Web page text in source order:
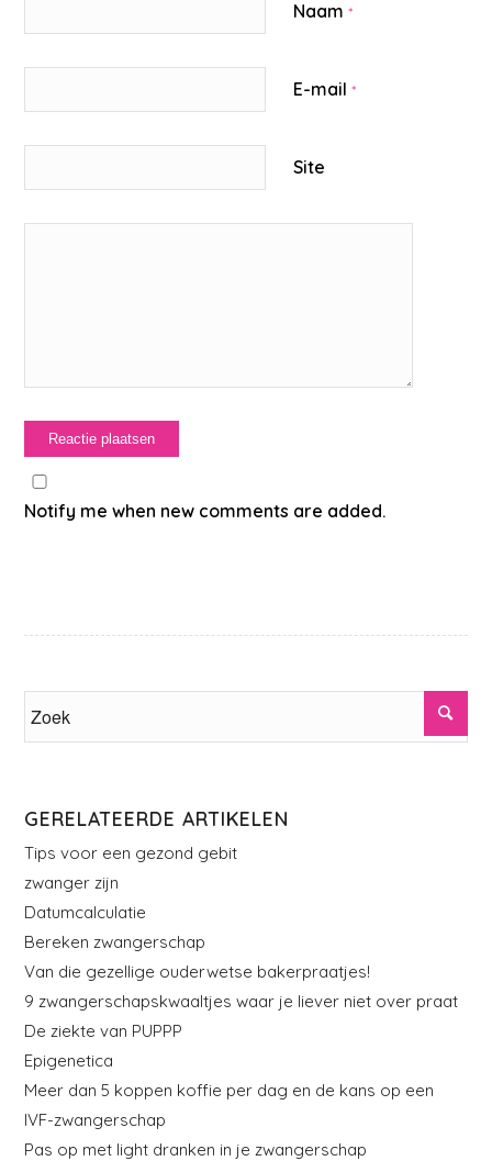
Naam*
E-mail*
Site
Notify me when new comments are added.
GERELATEERDE ARTIKELEN
Tips voor een gezond gebit
zwanger zijn
Datumcalculatie
Bereken zwangerschap
Van die gezellige ouderwetse bakerpraatjes!
9 zwangerschapskwaaltjes waar je liever niet over praat
De ziekte van PUPPP
Epigenetica
Meer dan 5 koppen koffie per dag en de kans op een
IVF-zwangerschap
Pas op met light dranken in je zwangerschap